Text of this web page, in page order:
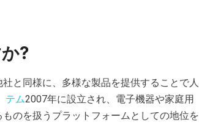
?
と同様に、多様な製品を提供することで人
テム2007年に設立され、電子機器や家庭用
のを扱うプラットフォームとしての地位を